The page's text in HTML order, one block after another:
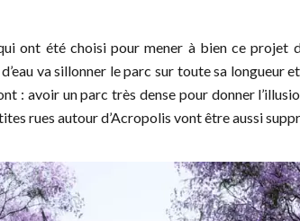
ont été choisi pour mener à bien ce projet
va sillonner le parc sur toute sa longueur
: avoir un parc très dense pour donner
rues autour d’Acropolis vont être aussi